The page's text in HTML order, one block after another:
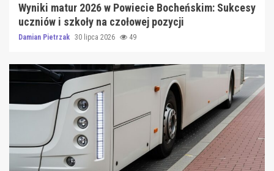
Wyniki matur 2026 w Powiecie Bocheńskim: Sukcesy
uczniów i szkoły na czołowej pozycji
Damian Pietrzak 30 lipca 2026 49